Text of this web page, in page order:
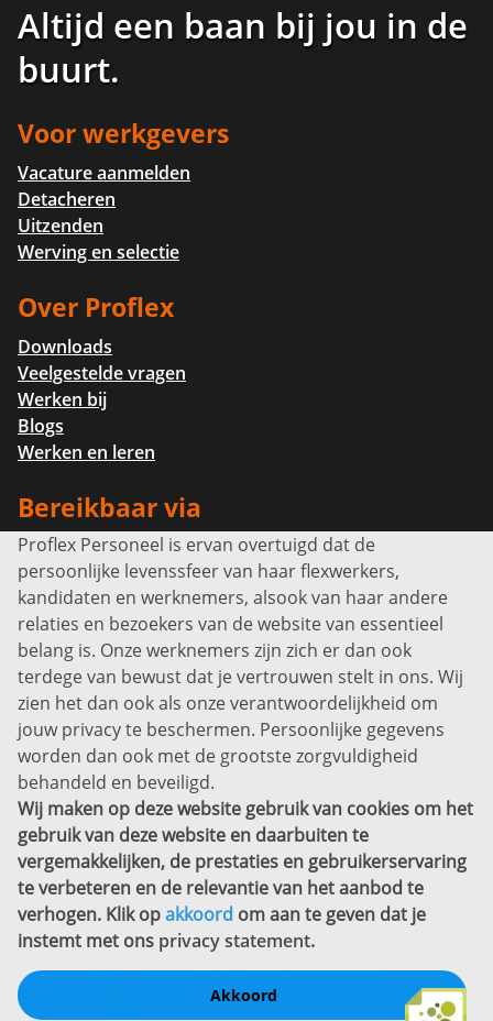
Altijd een baan bij jou in de
buurt.
Voor werkgevers
Vacature aanmelden
Detacheren
Uitzenden
Werving en selectie
Over Proflex
Downloads
Veelgestelde vragen
Werken bij
Blogs
Werken en leren
Bereikbaar via
Info@proflexpersoneel.nl
Bel ons:+31 (0)85 0450040
Prins Willem-Alexanderlaan 301
7311 SW Apeldoorn
Disclaimer
Privacyverklaring
Sitemap
Copyright
Bekijk ook eens
Proflex Personeel is ervan overtuigd dat de
persoonlijke levenssfeer van haar flexwerkers,
kandidaten en werknemers, alsook van haar andere
relaties en bezoekers van de website van essentieel
belang is. Onze werknemers zijn zich er dan ook
terdege van bewust dat je vertrouwen stelt in ons. Wij
zien het dan ook als onze verantwoordelijkheid om
jouw privacy te beschermen. Persoonlijke gegevens
worden dan ook met de grootste zorgvuldigheid
behandeld en beveiligd.
Wij maken op deze website gebruik van cookies om het
gebruik van deze website en daarbuiten te
vergemakkelijken, de prestaties en gebruikerservaring
te verbeteren en de relevantie van het aanbod te
verhogen. Klik opakkoord om aan te geven dat je
instemt met ons privacy statement.
Akkoord